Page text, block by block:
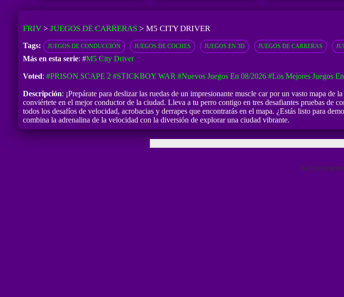
FRIV> JUEGOS DE CARRERAS> M5 CITY DRIVER
Tags: JUEGOS DE CONDUCCIÓN JUEGOS DE COCHES JUEGOS EN 3D JUEGOS DE CARRERAS
Más en esta serie: #M5 City Driver
Voted: #PRISON SCAPE 2 #STICKBOY WAR #Nuevos Juegos En 08/2026 #Los Mejores Juegos
Descripción: ¡Prepárate para deslizar las ruedas de un impresionante muscle car por un vasto mapa
conviértete en el mejor conductor de la ciudad. Lleva a tu perro contigo en tres desafiantes pruebas de
todos los desafíos de velocidad, acrobacias y derrapes que encontrarás en el mapa. ¿Estás listo para
combina la adrenalina de la velocidad con la diversión de explorar una ciudad vibrante.